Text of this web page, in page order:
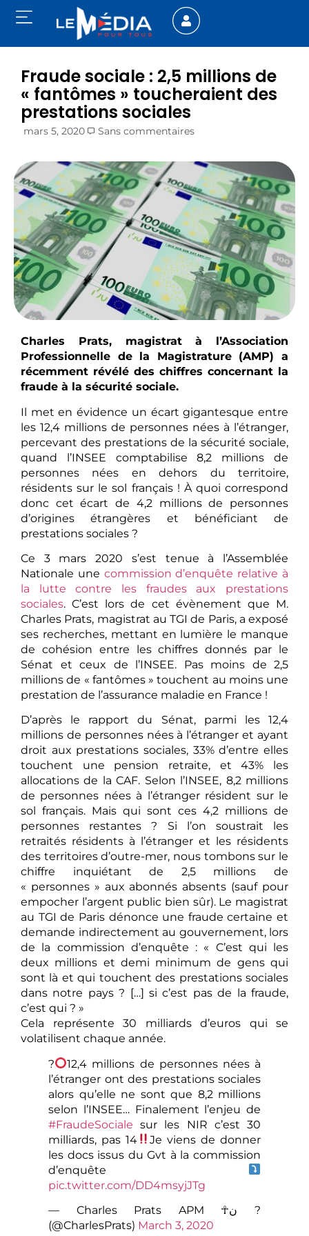
Fraude sociale : 2,5 millions de
« fantômes » toucheraient des
prestations sociales
mars 5, 2020 Sans commentaires
Charles Prats, magistrat à l’Association
Professionnelle de la Magistrature (AMP) a
récemment révélé des chiffres concernant la
fraude à la sécurité sociale.
Il met en évidence un écart gigantesque entre
les 12,4 millions de personnes nées à l’étranger,
percevant des prestations de la sécurité sociale,
quand l’INSEE comptabilise 8,2 millions de
personnes nées en dehors du territoire,
résidents sur le sol français ! À quoi correspond
donc cet écart de 4,2 millions de personnes
d’origines étrangères et bénéficiant de
prestations sociales ?
Ce 3 mars 2020 s’est tenue à l’Assemblée
Nationale une commission d’enquête relative à
la lutte contre les fraudes aux prestations
sociales. C’est lors de cet évènement que M.
Charles Prats, magistrat au TGI de Paris, a exposé
ses recherches, mettant en lumière le manque
de cohésion entre les chiffres donnés par le
Sénat et ceux de l’INSEE. Pas moins de 2,5
millions de « fantômes » touchent au moins une
prestation de l’assurance maladie en France !
D’après le rapport du Sénat, parmi les 12,4
millions de personnes nées à l’étranger et ayant
droit aux prestations sociales, 33% d’entre elles
touchent une pension retraite, et 43% les
allocations de la CAF. Selon l’INSEE, 8,2 millions
de personnes nées à l’étranger résident sur le
sol français. Mais qui sont ces 4,2 millions de
personnes restantes ? Si l’on soustrait les
retraités résidents à l’étranger et les résidents
des territoires d’outre-mer, nous tombons sur le
chiffre inquiétant de 2,5 millions de
« personnes » aux abonnés absents (sauf pour
empocher l’argent public bien sûr). Le magistrat
au TGI de Paris dénonce une fraude certaine et
demande indirectement au gouvernement, lors
de la commission d’enquête : « C’est qui les
deux millions et demi minimum de gens qui
sont là et qui touchent des prestations sociales
dans notre pays ? […] si c’est pas de la fraude,
c’est qui ? »
Cela représente 30 milliards d’euros qui se
volatilisent chaque année.
?
12,4 millions de personnes nées à
l’étranger ont des prestations sociales
alors qu’elle ne sont que 8,2 millions
selon l’INSEE… Finalement l’enjeu de
#FraudeSociale sur les NIR c’est 30
milliards, pas 14
Je viens de donner
les docs issus du Gvt à la commission
d’enquête
pic.twitter.com/DD4msyjJTg
— Charles Prats APM ☥ن ?
(@CharlesPrats) March 3, 2020